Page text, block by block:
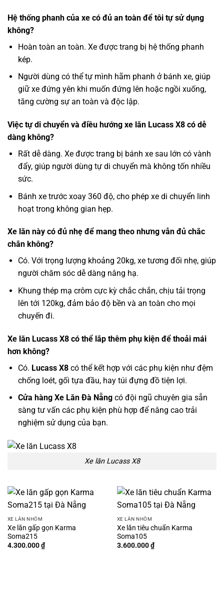
Hệ thống phanh của xe có đủ an toàn để tôi tự sử dụng
không?
Hoàn toàn an toàn. Xe được trang bị hệ thống phanh
kép.
Người dùng có thể tự mình hãm phanh ở bánh xe, giúp
giữ xe đứng yên khi muốn đứng lên hoặc ngồi xuống,
tăng cường sự an toàn và độc lập.
Việc tự di chuyển và điều hướng xe lăn Lucass X8 có dễ
dàng không?
Rất dễ dàng. Xe được trang bị bánh xe sau lớn có vành
đẩy, giúp người dùng tự di chuyển mà không tốn nhiều
sức.
Bánh xe trước xoay 360 độ, cho phép xe di chuyển linh
hoạt trong không gian hẹp.
Xe lăn này có đủ nhẹ để mang theo nhưng vẫn đủ chắc
chắn không?
Có. Với trọng lượng khoảng 20kg, xe tương đối nhẹ, giúp
người chăm sóc dễ dàng nâng hạ.
Khung thép mạ crôm cực kỳ chắc chắn, chịu tải trọng
lên tới 120kg, đảm bảo độ bền và an toàn cho mọi
chuyến đi.
Xe lăn Lucass X8 có thể lắp thêm phụ kiện để thoải mái
hơn không?
Có. Lucass X8có thể kết hợp với các phụ kiện như đệm
chống loét, gối tựa đầu, hay túi đựng đồ tiện lợi.
Cửa hàng Xe Lăn Đà Nẵngcó đội ngũ chuyên gia sẵn
sàng tư vấn các phụ kiện phù hợp để nâng cao trải
nghiệm sử dụng của bạn.
Xe lăn Lucass X8
XE LĂN NHÔM
Xe lăn gấp gọn Karma
Soma215
4.300.000₫
XE LĂN NHÔM
Xe lăn tiêu chuẩn Karma
Soma105
3.600.000₫